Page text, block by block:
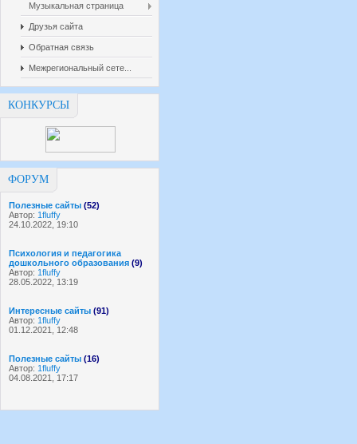
Музыкальная страница
Друзья сайта
Обратная связь
Межрегиональный сете...
КОНКУРСЫ
ФОРУМ
Полезные сайты (52)
Автор: 1fluffy
24.10.2022, 19:10
Психология и педагогика
дошкольного образования (9)
Автор: 1fluffy
28.05.2022, 13:19
Интересные сайты (91)
Автор: 1fluffy
01.12.2021, 12:48
Полезные сайты (16)
Автор: 1fluffy
04.08.2021, 17:17